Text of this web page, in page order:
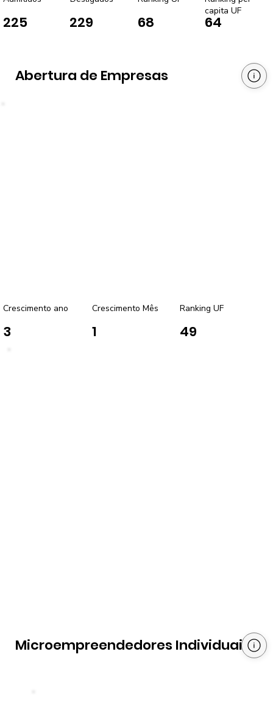
225 229 68 64
capita UF
Abertura de Empresas
3
Crescimento ano
1 49
Ranking UF
Crescimento Mês
Microempreendedores Individuais